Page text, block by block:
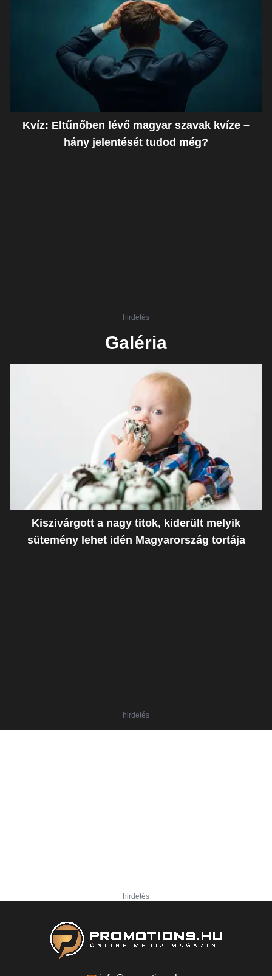
Kvíz: Eltűnőben lévő magyar szavak kvíze –
hány jelentését tudod még?
hirdetés
Galéria
Kiszivárgott a nagy titok, kiderült melyik
sütemény lehet idén Magyarország tortája
hirdetés
hirdetés